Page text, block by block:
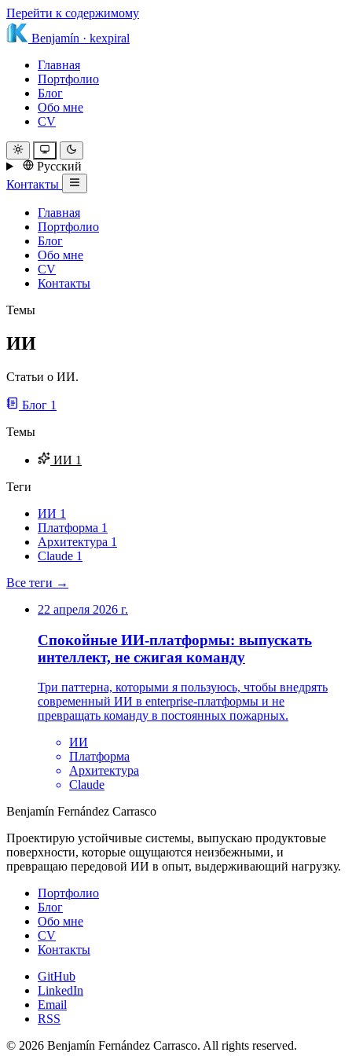
Перейти к содержимому
Benjamín · kexpiral
Главная
Портфолио
Блог
Обо мне
CV
Русский
Контакты
Главная
Портфолио
Блог
Обо мне
CV
Контакты
Темы
ИИ
Статьи о ИИ.
Блог 1
Темы
ИИ 1
Теги
ИИ 1
Платформа 1
Архитектура 1
Claude 1
Все теги →
22 апреля 2026 г.
Спокойные ИИ-платформы: выпускать
интеллект, не сжигая команду
Три паттерна, которыми я пользуюсь, чтобы внедрять
современный ИИ в enterprise-платформы и не
превращать команду в постоянных пожарных.
ИИ
Платформа
Архитектура
Claude
Benjamín Fernández Carrasco
Проектирую устойчивые системы, выпускаю продуктовые
поверхности, которые ощущаются неизбежными, и
превращаю передовой ИИ в опыт, выдерживающий нагрузку.
Портфолио
Блог
Обо мне
CV
Контакты
GitHub
LinkedIn
Email
RSS
© 2026 Benjamín Fernández Carrasco. All rights reserved.